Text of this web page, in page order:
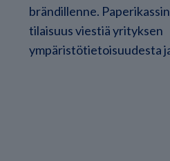
brändillenne.
tilaisuus viestiä yrityksen
ympäristötietoisuudesta